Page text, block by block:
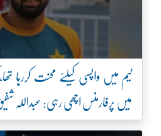
ٹیم میں واپسی کیلئے محنت کررہا
میں پرفارمنس اچھی رہی: عبداللہ